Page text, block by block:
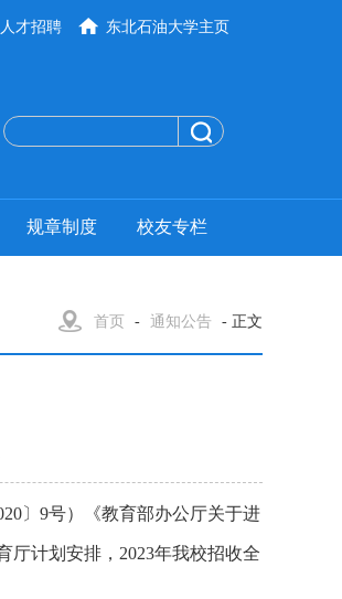
东北石油大学主页
人才招聘
规章制度 校友专栏
首页 - 通知公告 - 正文
〕9号）《教育部办公厅关于进
厅计划安排，2023年我校招收全